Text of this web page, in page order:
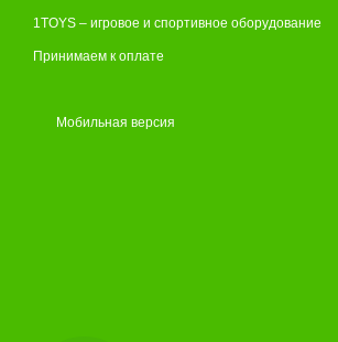
1TOYS – игровое и спортивное оборудование
Принимаем к оплате
Мобильная версия